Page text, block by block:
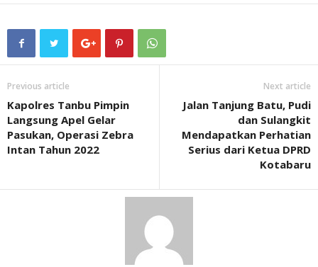
Previous article
Kapolres Tanbu Pimpin
Langsung Apel Gelar
Pasukan, Operasi Zebra
Intan Tahun 2022
Next article
Jalan Tanjung Batu, Pudi
dan Sulangkit
Mendapatkan Perhatian
Serius dari Ketua DPRD
Kotabaru